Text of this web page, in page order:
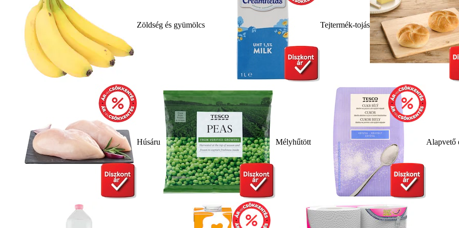
Zöldség és gyümölcs Tejtermék-tojás
Húsáru Mélyhűtött Alapvető